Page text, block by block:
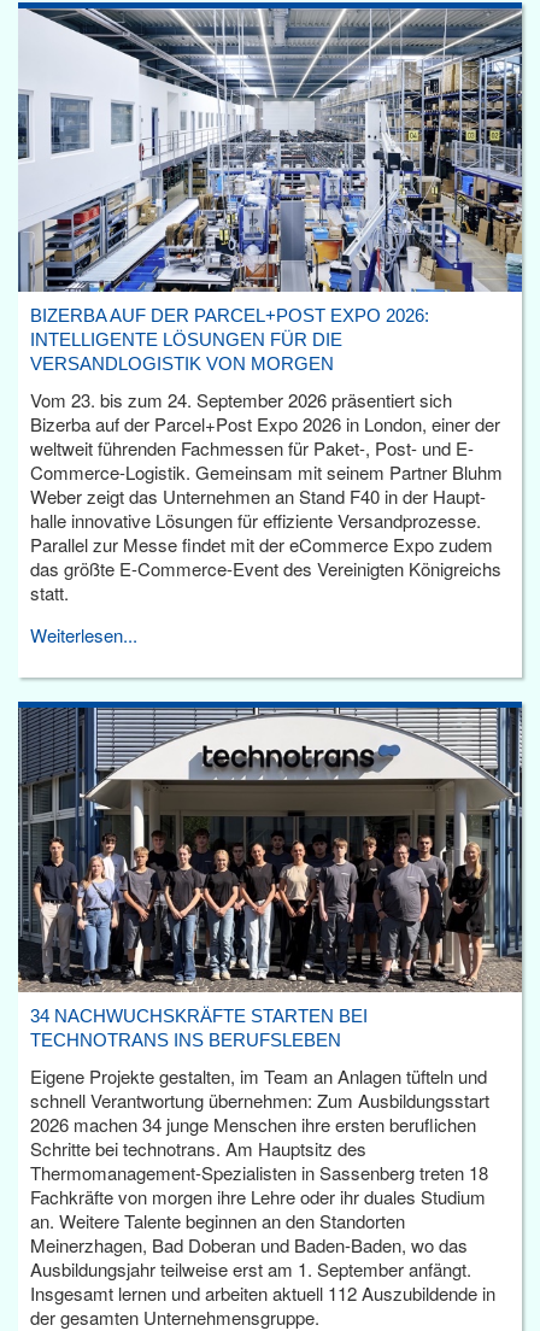
BIZERBA AUF DER PARCEL+POST EXPO 2026:
INTELLIGENTE LÖSUNGEN FÜR DIE
VERSANDLOGISTIK VON MORGEN
Vom 23. bis zum 24. September 2026 präsentiert sich
Bizerba auf der Parcel+Post Expo 2026 in London, einer der
weltweit führenden Fachmessen für Paket-, Post- und E-
Commerce-Logistik. Gemeinsam mit seinem Partner Bluhm
Weber zeigt das Unternehmen an Stand F40 in der Haupt­
halle innovative Lösungen für effiziente Versandprozesse.
Parallel zur Messe findet mit der eCommerce Expo zudem
das größte E-Commerce-Event des Vereinigten Königreichs
statt.
Weiterlesen...
34 NACHWUCHSKRÄFTE STARTEN BEI
TECHNOTRANS INS BERUFSLEBEN
Eigene Projekte gestalten, im Team an Anlagen tüfteln und
schnell Verantwortung übernehmen: Zum Ausbildungsstart
2026 machen 34 junge Menschen ihre ersten beruflichen
Schritte bei technotrans. Am Hauptsitz des
Thermomanagement-Spezialisten in Sassenberg treten 18
Fachkräfte von morgen ihre Lehre oder ihr duales Studium
an. Weitere Talente beginnen an den Standorten
Meinerzhagen, Bad Doberan und Baden-Baden, wo das
Ausbildungsjahr teilweise erst am 1. September anfängt.
Insgesamt lernen und arbeiten aktuell 112 Auszubildende in
der gesamten Unternehmensgruppe.